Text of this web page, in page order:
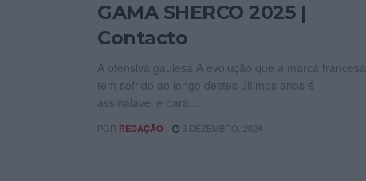
GAMA SHERCO 2025 |
Contacto
A ofensiva gaulesa A evolução que a marca francesa
tem sofrido ao longo destes últimos anos é
assinalável e para...
POR REDAÇÃO 3 DEZEMBRO, 2024